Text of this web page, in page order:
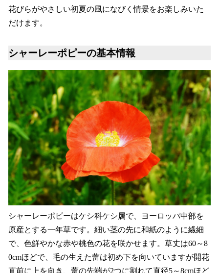
花びらがやさしい初夏の風になびく情景をお楽しみいた
だけます。
シャーレーポピーの基本情報
シャーレーポピーはケシ科ケシ属で、ヨーロッパ中部を
原産とする一年草です。細い茎の先に和紙のように繊細
で、色鮮やかな赤や桃色の花を咲かせます。草丈は60～8
0cmほどで、毛の生えた蕾は初め下を向いていますが開花
直前に上を向き、蕾の先端が2つに割れて直径5～8cmほど